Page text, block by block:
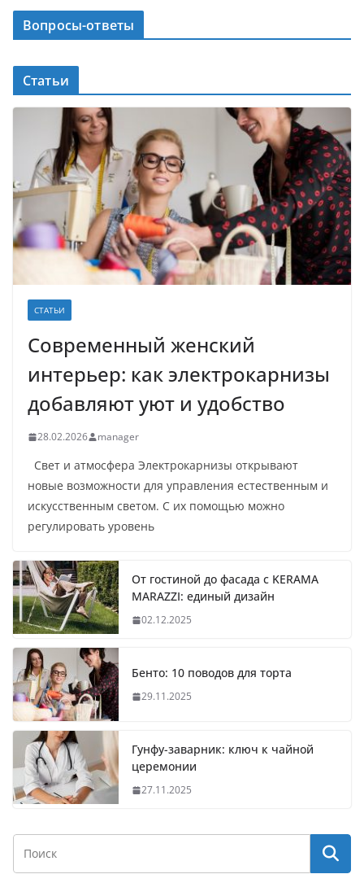
Вопросы-ответы
Статьи
СТАТЬИ
Современный женский
интерьер: как электрокарнизы
добавляют уют и удобство
28.02.2026 manager
Свет и атмосфера Электрокарнизы открывают
новые возможности для управления естественным и
искусственным светом. С их помощью можно
регулировать уровень
От гостиной до фасада с KERAMA
MARAZZI: единый дизайн
02.12.2025
Бенто: 10 поводов для торта
29.11.2025
Гунфу-заварник: ключ к чайной
церемонии
27.11.2025